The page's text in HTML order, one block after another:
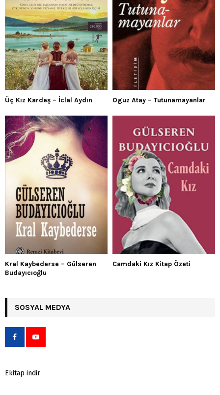
Üç Kız Kardeş – İclal Aydın Oguz Atay – Tutunamayanlar
Kral Kaybederse – Gülseren
Budayıcıoğlu
Camdaki Kız Kitap Özeti
SOSYAL MEDYA
Ekitap indir